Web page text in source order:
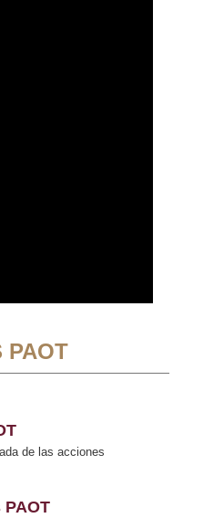
PAOT
de las acciones